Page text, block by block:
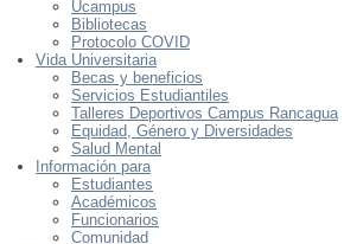
Ucampus
Bibliotecas
Protocolo COVID
Vida Universitaria
Becas y beneficios
Servicios Estudiantiles
Talleres Deportivos Campus Rancagua
Equidad, Género y Diversidades
Salud Mental
Información para
Estudiantes
Académicos
Funcionarios
Comunidad